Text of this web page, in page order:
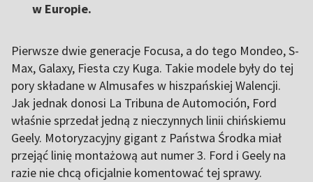
w Europie.
Pierwsze dwie generacje Focusa, a do tego Mondeo, S-
Max, Galaxy, Fiesta czy Kuga. Takie modele były do tej
pory składane w Almusafes w hiszpańskiej Walencji.
Jak jednak donosi La Tribuna de Automoción, Ford
właśnie sprzedał jedną z nieczynnych linii chińskiemu
Geely. Motoryzacyjny gigant z Państwa Środka miał
przejąć linię montażową aut numer 3. Ford i Geely na
razie nie chcą oficjalnie komentować tej sprawy.